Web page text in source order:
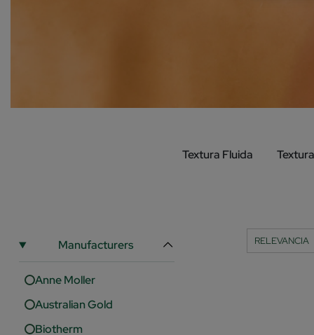
Textura Fluida
Manufacturers
Anne Moller
Australian Gold
Biotherm